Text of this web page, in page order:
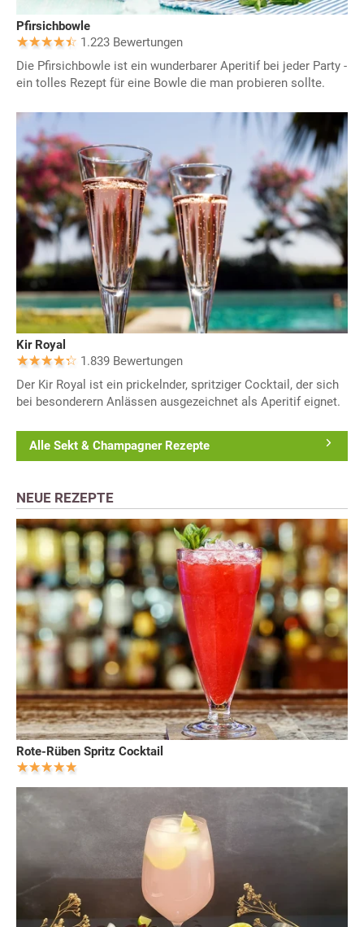
Pfirsichbowle
1.223 Bewertungen
Die Pfirsichbowle ist ein wunderbarer Aperitif bei jeder Party -
ein tolles Rezept für eine Bowle die man probieren sollte.
Kir Royal
1.839 Bewertungen
Der Kir Royal ist ein prickelnder, spritziger Cocktail, der sich
bei besonderern Anlässen ausgezeichnet als Aperitif eignet.
Alle Sekt & Champagner Rezepte
NEUE REZEPTE
Rote-Rüben Spritz Cocktail